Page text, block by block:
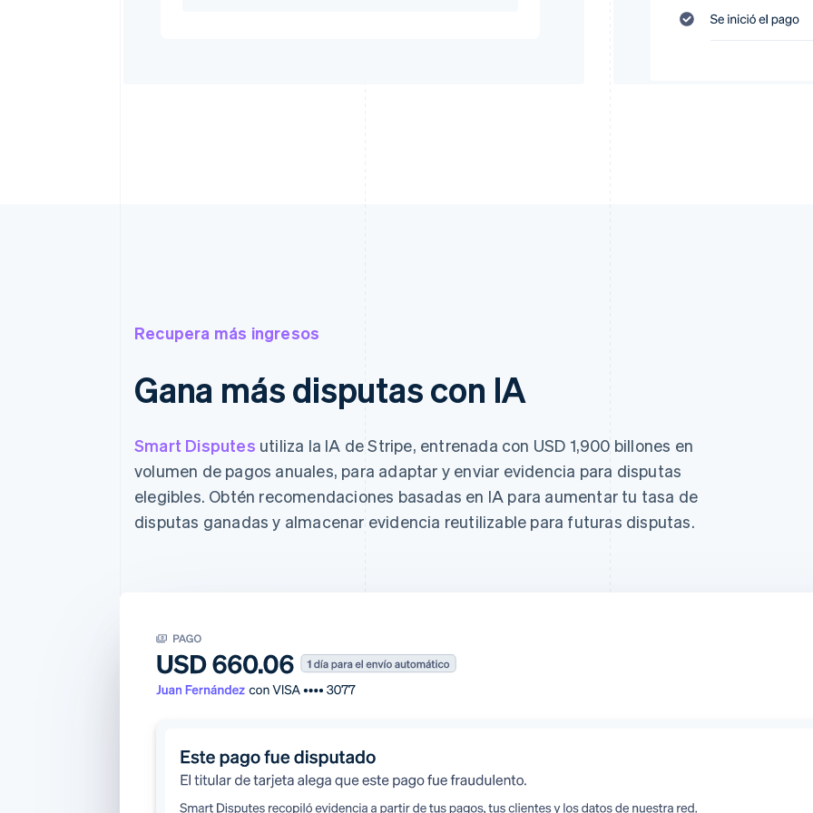
Recupera más ingresos
Gana más disputas con IA
Smart Disputes utiliza la IA de Stripe, entrenada con USD 1,900 billones en
volumen de pagos anuales, para adaptar y enviar evidencia para disputas
elegibles. Obtén recomendaciones basadas en IA para aumentar tu tasa de
disputas ganadas y almacenar evidencia reutilizable para futuras disputas.